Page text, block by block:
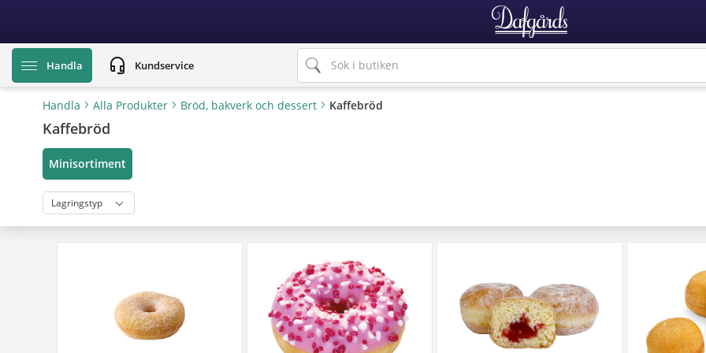
Handla headset_mic Kundservice
Handla Alla Produkter Bröd, bakverk och dessert Kaffebröd
Kaffebröd
Minisortiment
Lagringstyp